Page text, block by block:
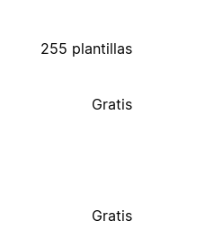
255 plantillas
Gratis
Gratis